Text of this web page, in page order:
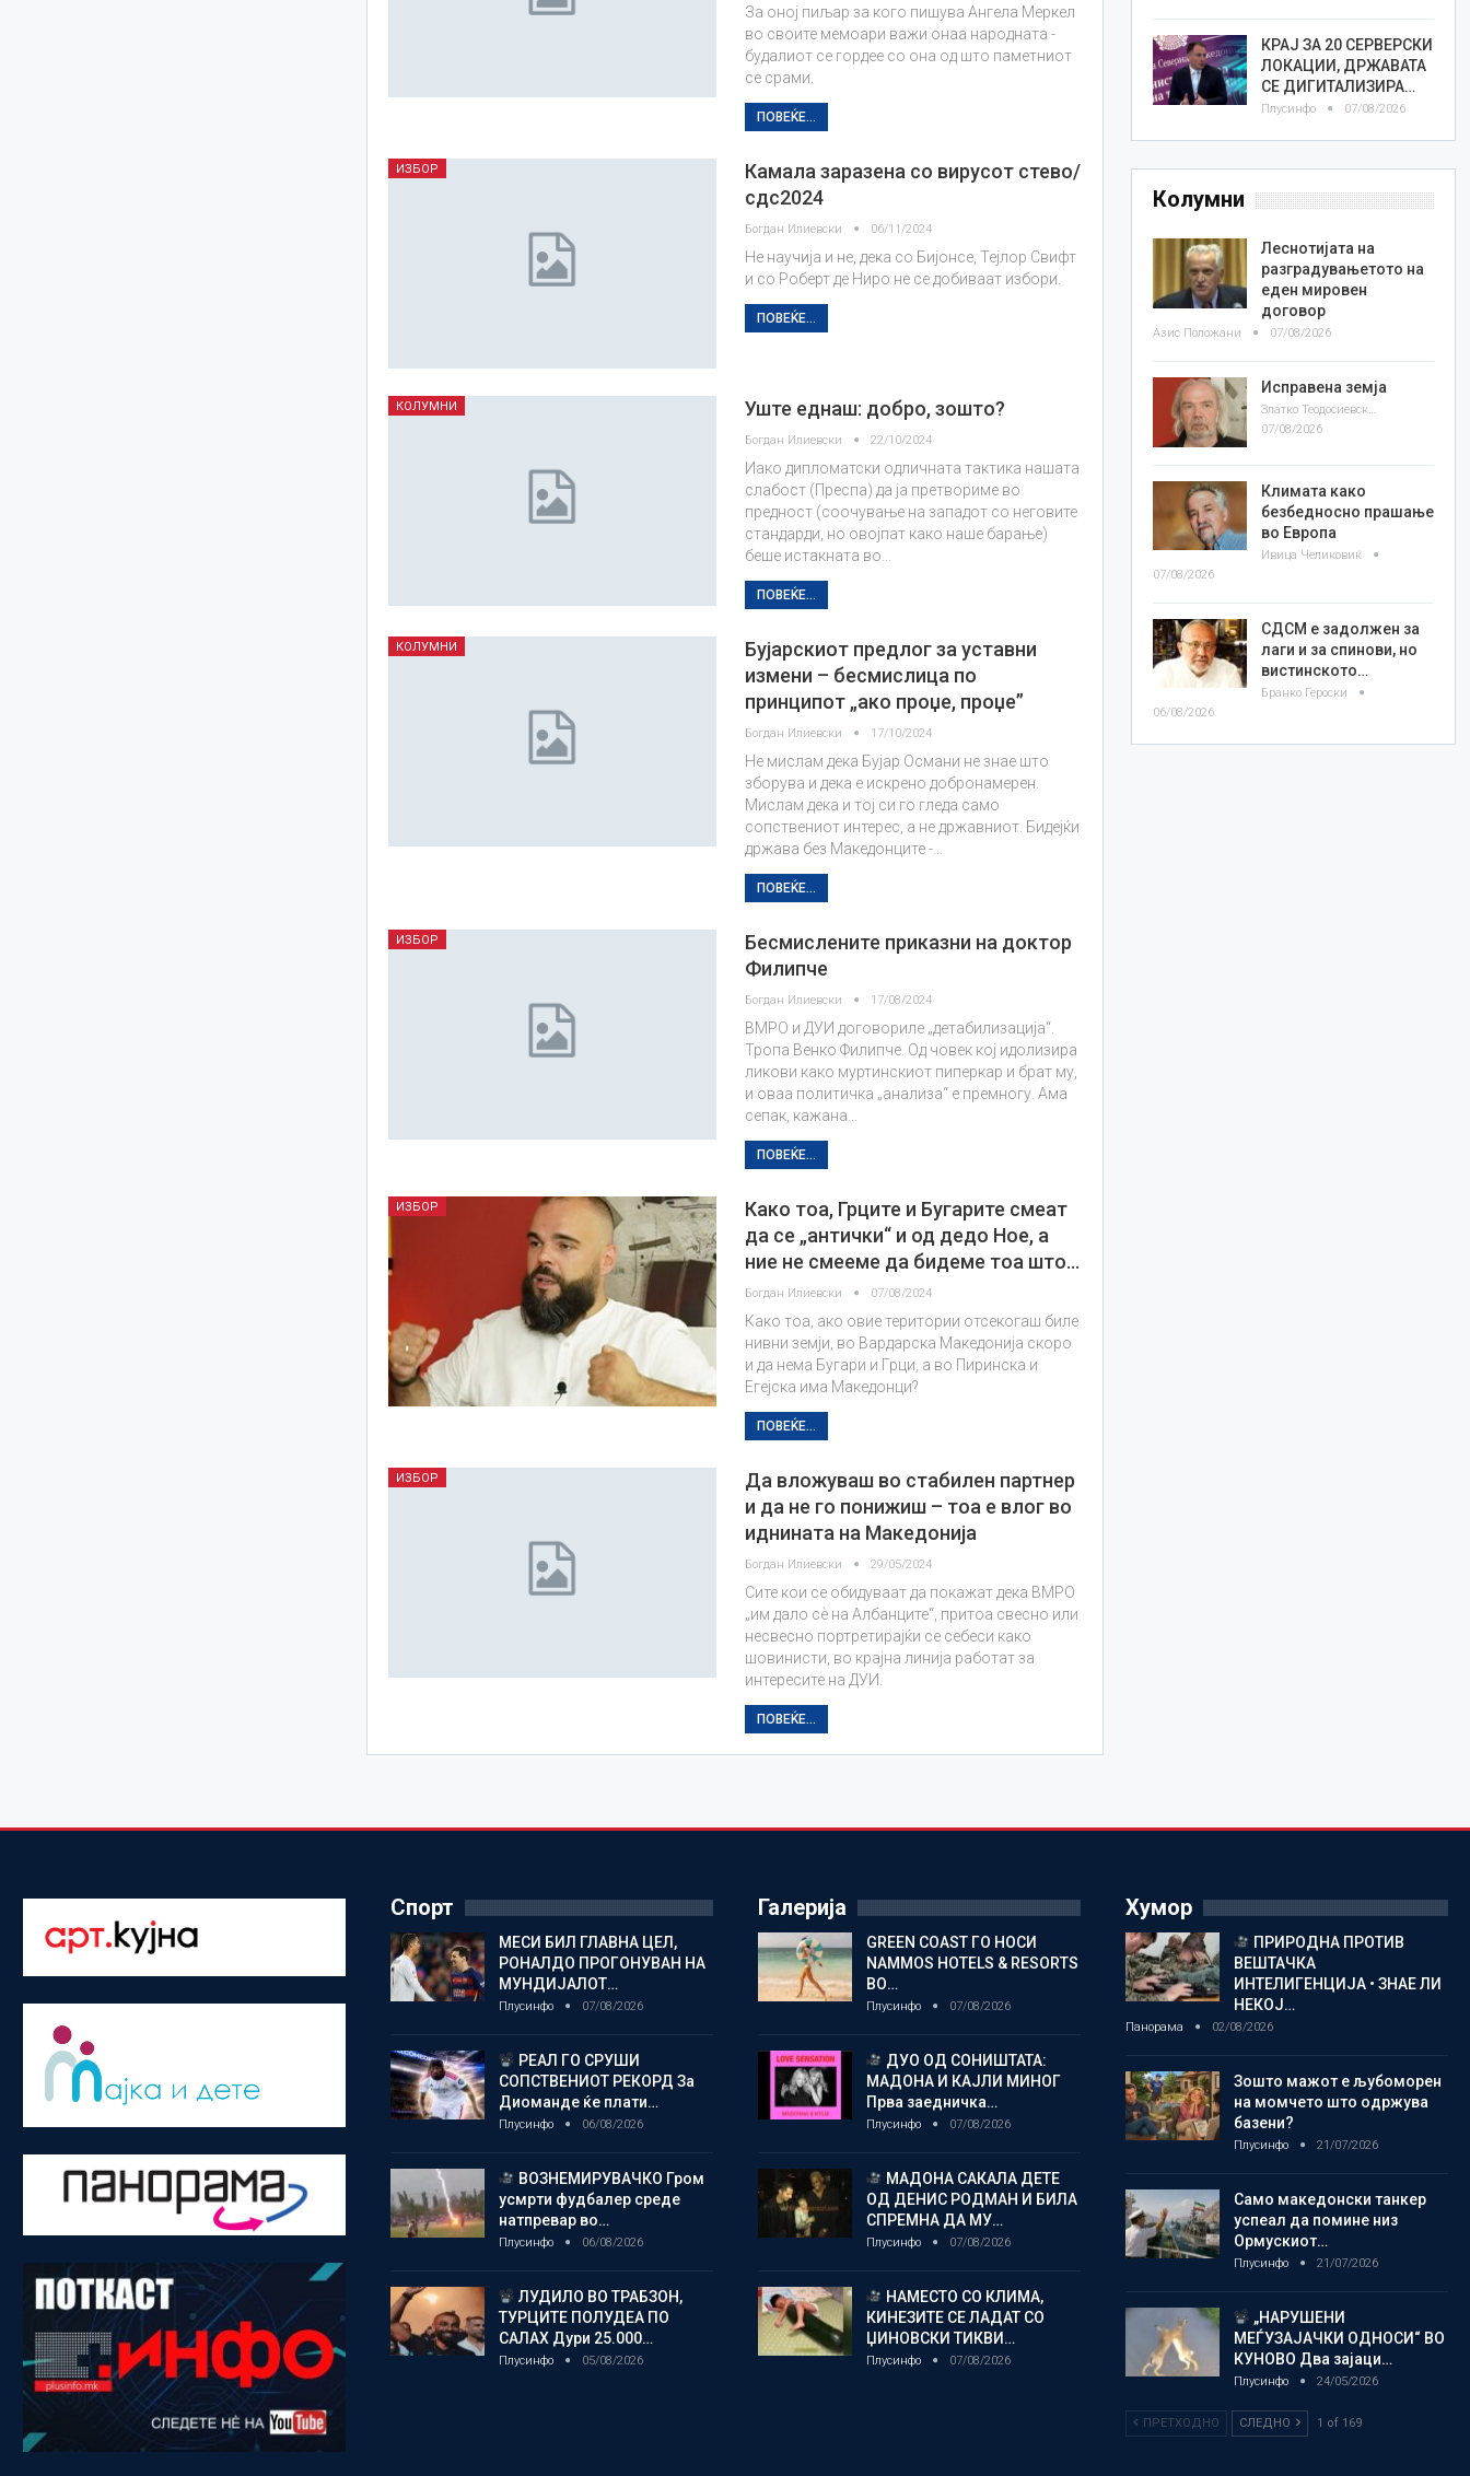
За оној пиљар за кого пишува Ангела Меркел
во своите мемоари важи онаа народната -
будалиот се гордее со она од што паметниот
се срами.
ПОВЕЌЕ...
ИЗБОР
Камала заразена со вирусот стево/
сдс2024
Богдан Илиевски 06/11/2024
Не научија и не, дека со Бијонсе, Тејлор Свифт
и со Роберт де Ниро не се добиваат избори.
ПОВЕЌЕ...
КОЛУМНИ Уште еднаш: добро, зошто?
Богдан Илиевски 22/10/2024
Иако дипломатски одличната тактика нашата
слабост (Преспа) да ја претвориме во
предност (соочување на западот со неговите
стандарди, но овојпат како наше барање)
беше истакната во…
ПОВЕЌЕ...
КОЛУМНИ
Бујарскиот предлог за уставни
измени – бесмислица по
принципот „ако проџе, проџе”
Богдан Илиевски 17/10/2024
Не мислам дека Бујар Османи не знае што
зборува и дека е искрено добронамерен.
Мислам дека и тој си го гледа само
сопствениот интерес, а не државниот. Бидејќи
држава без Македонците -…
ПОВЕЌЕ...
ИЗБОР
Бесмислените приказни на доктор
Филипче
Богдан Илиевски 17/08/2024
ВМРО и ДУИ договориле „детабилизација“.
Тропа Венко Филипче. Од човек кој идолизира
ликови како муртинскиот пиперкар и брат му,
и оваа политичка „анализа“ е премногу. Ама
сепак, кажана…
ПОВЕЌЕ...
ИЗБОР
Како тоа, Грците и Бугарите смеат
да се „антички“ и од дедо Ное, а
ние не смееме да бидеме тоа што…
Богдан Илиевски 07/08/2024
Како тоа, ако овие територии отсекогаш биле
нивни земји, во Вардарска Македонија скоро
и да нема Бугари и Грци, а во Пиринска и
Егејска има Македонци?
ПОВЕЌЕ...
ИЗБОР
Да вложуваш во стабилен партнер
и да не го понижиш – тоа е влог во
иднината на Македонија
Богдан Илиевски 29/05/2024
Сите кои се обидуваат да покажат дека ВМРО
„им дало сѐ на Албанците“, притоа свесно или
несвесно портретирајќи се себеси како
шовинисти, во крајна линија работат за
интересите на ДУИ.
ПОВЕЌЕ...
КРАЈ ЗА 20 СЕРВЕРСКИ
ЛОКАЦИИ, ДРЖАВАТА
СЕ ДИГИТАЛИЗИРА…
Плусинфо 07/08/2026
Колумни
Леснотијата на
разградувањетото на
еден мировен
договор
Азис Положани 07/08/2026
Исправена земја
Златко Теодосиевски
07/08/2026
Климата како
безбедносно прашање
во Европа
Ивица Челиковиќ
07/08/2026
СДСМ е задолжен за
лаги и за спинови, но
вистинското…
Бранко Героски
06/08/2026
Спорт
МЕСИ БИЛ ГЛАВНА ЦЕЛ,
РОНАЛДО ПРОГОНУВАН НА
МУНДИЈАЛОТ…
Плусинфо 07/08/2026
РЕАЛ ГО СРУШИ
СОПСТВЕНИОТ РЕКОРД За
Диоманде ќе плати…
Плусинфо 06/08/2026
ВОЗНЕМИРУВАЧКО Гром
усмрти фудбалер среде
натпревар во…
Плусинфо 06/08/2026
ЛУДИЛО ВО ТРАБЗОН,
ТУРЦИТЕ ПОЛУДЕА ПО
САЛАХ Дури 25.000…
Плусинфо 05/08/2026
Галерија
GREEN COAST ГО НОСИ
NAMMOS HOTELS & RESORTS
ВО…
Плусинфо 07/08/2026
ДУО ОД СОНИШТАТА:
МАДОНА И КАЈЛИ МИНОГ
Прва заедничка…
Плусинфо 07/08/2026
МАДОНА САКАЛА ДЕТЕ
ОД ДЕНИС РОДМАН И БИЛА
СПРЕМНА ДА МУ…
Плусинфо 07/08/2026
НАМЕСТО СО КЛИМА,
КИНЕЗИТЕ СЕ ЛАДАТ СО
ЏИНОВСКИ ТИКВИ…
Плусинфо 07/08/2026
Хумор
ПРИРОДНА ПРОТИВ
ВЕШТАЧКА
ИНТЕЛИГЕНЦИЈА • ЗНАЕ ЛИ
НЕКОЈ…
Панорама 02/08/2026
Зошто мажот е љубоморен
на момчето што одржува
базени?
Плусинфо 21/07/2026
Само македонски танкер
успеал да помине низ
Ормускиот…
Плусинфо 21/07/2026
„НАРУШЕНИ
МЕЃУЗАЈАЧКИ ОДНОСИ“ ВО
КУНОВО Два зајаци…
Плусинфо 24/05/2026
ПРЕТХОДНО СЛЕДНО 1 of 169